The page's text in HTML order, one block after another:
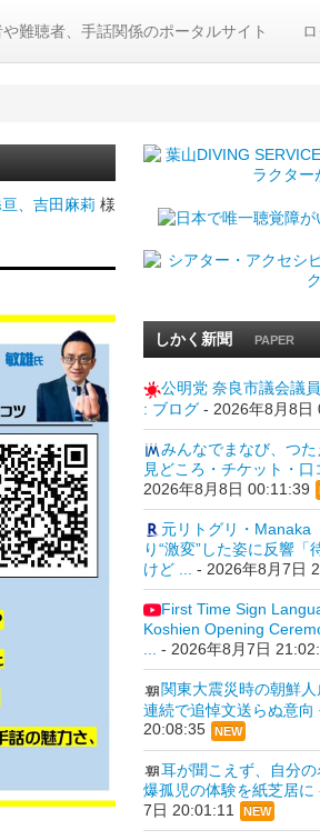
や難聴者、手話関係のポータルサイト
、吉田麻莉 様
しかく新聞 PAPER
公明党 奈良市議会議
: ブログ- 2026年8月8日
みんなでまなび、つ
見どころ・チケット・口
2026年8月8日 00:11:39
元リトグリ・Manaka
り“激変”した姿に反響
けど ...
- 2026年8月7日
First Time Sign
Koshien Opening
... - 2026年8月7日
関東大震災時の朝鮮
連続で追悼文送らぬ意向
20:08:35
NEW
耳が聞こえず、自分
爆孤児の体験を紙芝居に
7日 20:01:11
NEW